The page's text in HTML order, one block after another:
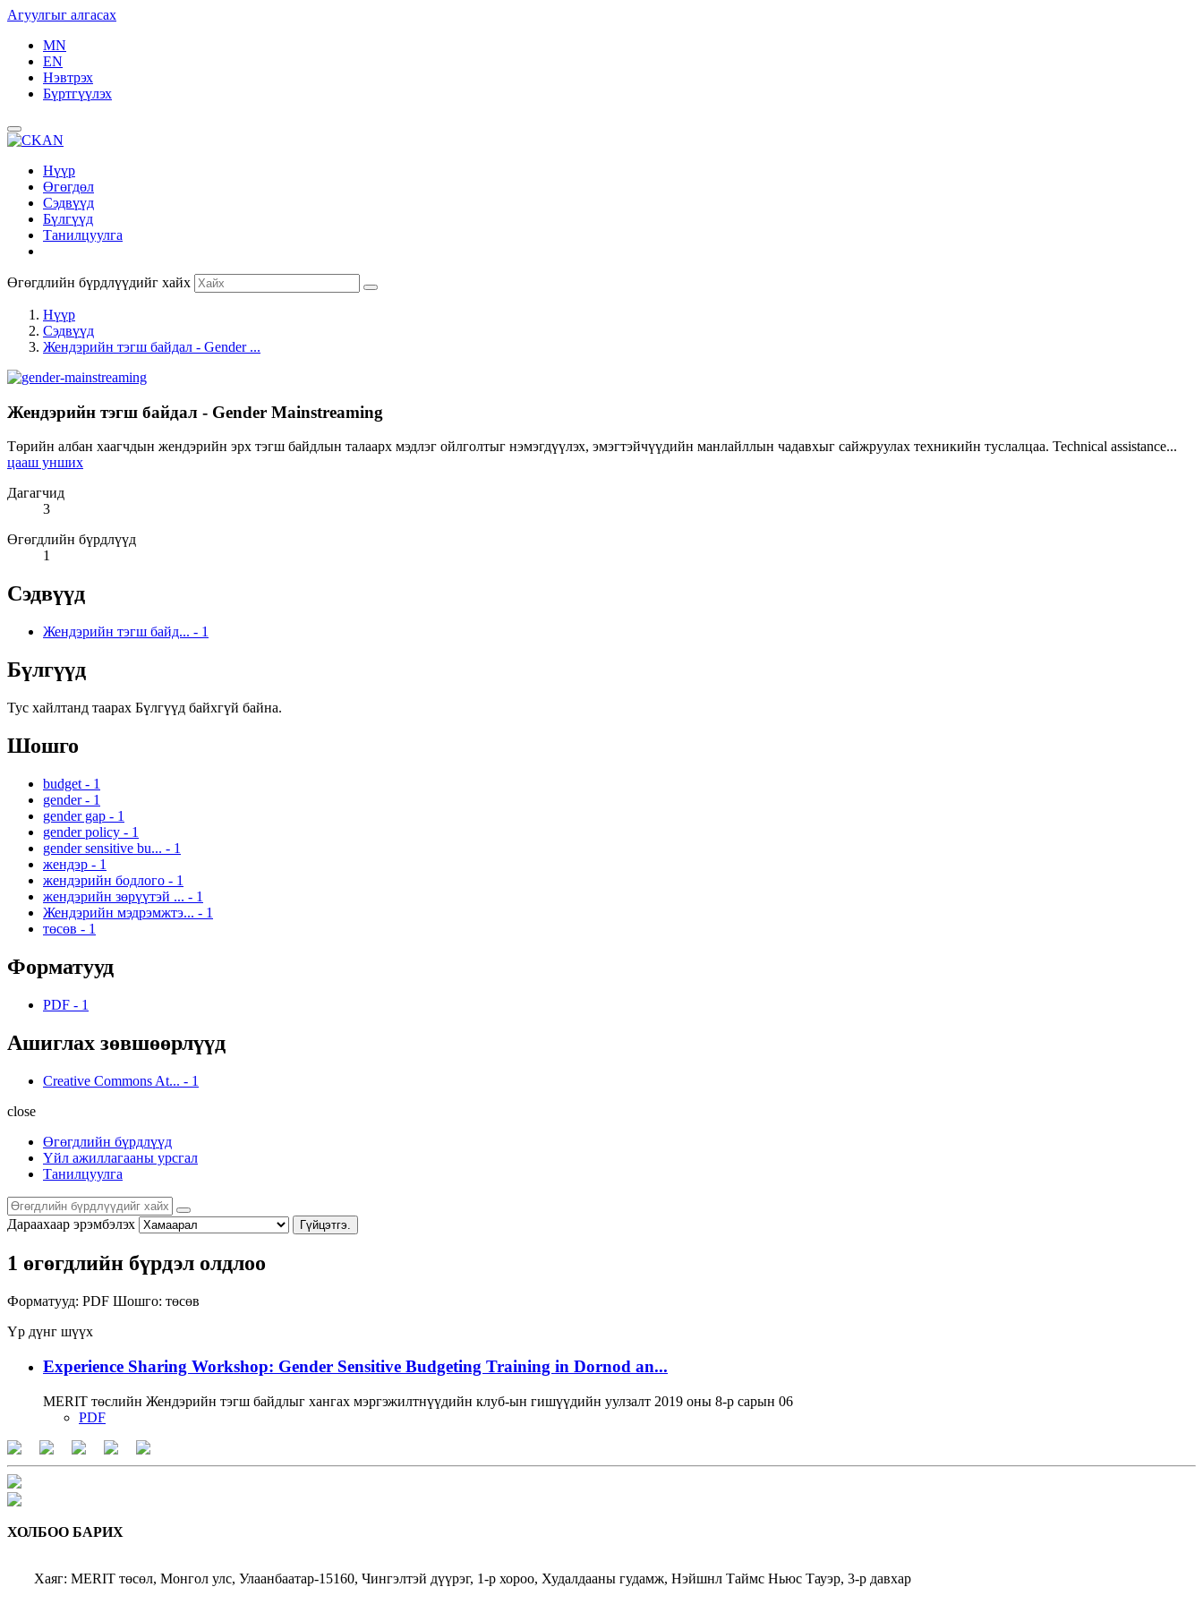
Агуулгыг алгасах
MN
EN
Нэвтрэх
Бүртгүүлэх
Нүүр
Өгөгдөл
Сэдвүүд
Бүлгүүд
Танилцуулга
Өгөгдлийн бүрдлүүдийг хайх
Нүүр
Сэдвүүд
Жендэрийн тэгш байдал - Gender ...
Жендэрийн тэгш байдал - Gender Mainstreaming
Төрийн албан хаагчдын жендэрийн эрх тэгш байдлын талаарх мэдлэг ойлголтыг нэмэгдүүлэх, эмэгтэйчүүдийн манлайллын чадавхыг сайжруулах техникийн туслалцаа. Technical assistance...
цааш унших
Дагагчид
3
Өгөгдлийн бүрдлүүд
1
Сэдвүүд
Жендэрийн тэгш байд... - 1
Бүлгүүд
Тус хайлтанд таарах Бүлгүүд байхгүй байна.
Шошго
budget - 1
gender - 1
gender gap - 1
gender policy - 1
gender sensitive bu... - 1
жендэр - 1
жендэрийн бодлого - 1
жендэрийн зөрүүтэй ... - 1
Жендэрийн мэдрэмжтэ... - 1
төсөв - 1
Форматууд
PDF - 1
Ашиглах зөвшөөрлүүд
Creative Commons At... - 1
close
Өгөгдлийн бүрдлүүд
Үйл ажиллагааны урсгал
Танилцуулга
Дараахаар эрэмбэлэх Гүйцэтгэ.
1 өгөгдлийн бүрдэл олдлоо
Форматууд: PDF Шошго: төсөв
Үр дүнг шүүх
Experience Sharing Workshop: Gender Sensitive Budgeting Training in Dornod an...
MERIT төслийн Жендэрийн тэгш байдлыг хангах мэргэжилтнүүдийн клуб-ын гишүүдийн уулзалт 2019 оны 8-р сарын 06
PDF
ХОЛБОО БАРИХ
Хаяг: MERIT төсөл, Монгол улс, Улаанбаатар-15160, Чингэлтэй дүүрэг, 1-р хороо, Худалдааны гудамж, Нэйшнл Таймс Ньюс Тауэр, 3-р давхар